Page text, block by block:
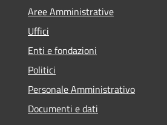
Aree Amministrative
Uffici
Enti e fondazioni
Politici
Personale Amministrativo
Documenti e dati